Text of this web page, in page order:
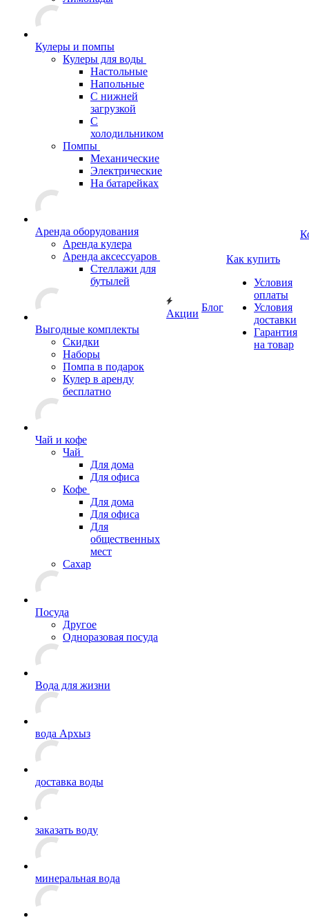
Кулеры и помпы
Кулеры для воды
Настольные
Напольные
С нижней
загрузкой
С
холодильником
Помпы
Механические
Электрические
На батарейках
Аренда оборудования
Аренда кулера
Аренда аксессуаров
Стеллажи для
бутылей
Выгодные комплекты
Скидки
Наборы
Помпа в подарок
Кулер в аренду
бесплатно
Чай и кофе
Чай
Для дома
Для офиса
Кофе
Для дома
Для офиса
Для
общественных
мест
Сахар
Посуда
Другое
Одноразовая посуда
Вода для жизни
вода Архыз
доставка воды
заказать воду
минеральная вода
Акции
Блог
Как купить
Условия
оплаты
Условия
доставки
Гарантия
на товар